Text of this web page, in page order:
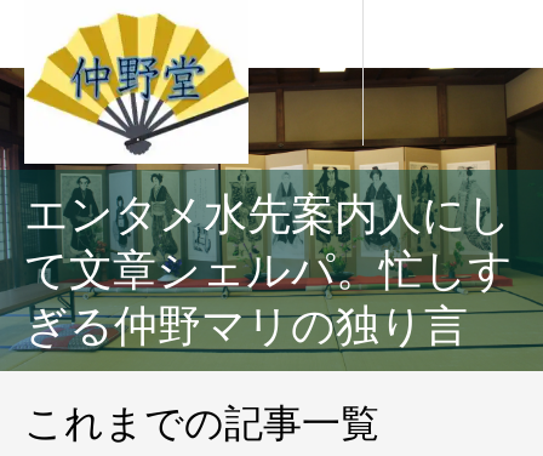
エンタメ水先案内人にし
て文章シェルパ。忙しす
ぎる仲野マリの独り言
これまでの記事一覧